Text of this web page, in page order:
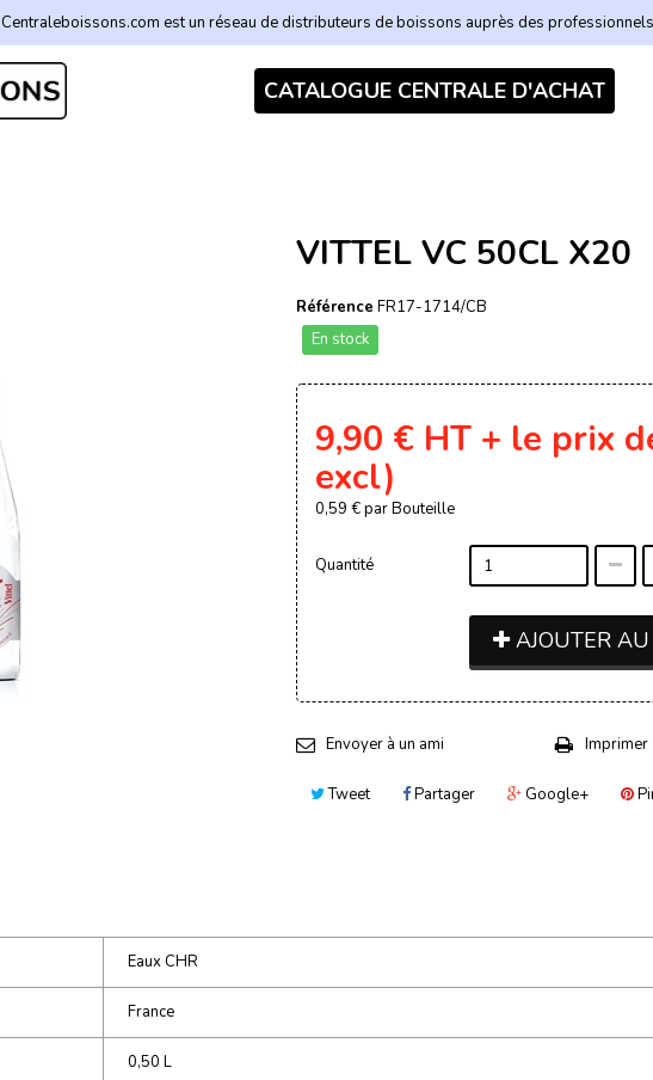
Centraleboissons.com est un réseau de distributeurs de boissons auprès des
CATALOGUE CENTRALE D'ACHAT
VITTEL VC 50CL X20
Référence FR17-1714/CB
En stock
9,90 € HT + le prix
excl)
0,59 €par Bouteille
Quantité
AJOUTER
Envoyer à un ami Imprimer
Tweet Partager Google+
Eaux CHR
France
0,50 L